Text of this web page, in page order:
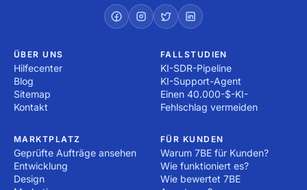
ÜBER UNS
Hilfecenter
Blog
Sitemap
Kontakt
FALLSTUDIEN
KI-SDR-Pipeline
KI-Support-Agent
Einen 40.000-$-KI-
Fehlschlag vermeiden
MARKTPLATZ
Geprüfte Aufträge ansehen
Entwicklung
Design
FÜR KUNDEN
Warum 7BE für Kunden?
Wie funktioniert es?
Wie bewertet 7BE